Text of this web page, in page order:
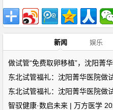
新闻 娱乐
做试管“免费取卵移植”，沈阳菁
智驭健康·数启未来 | 万方医学